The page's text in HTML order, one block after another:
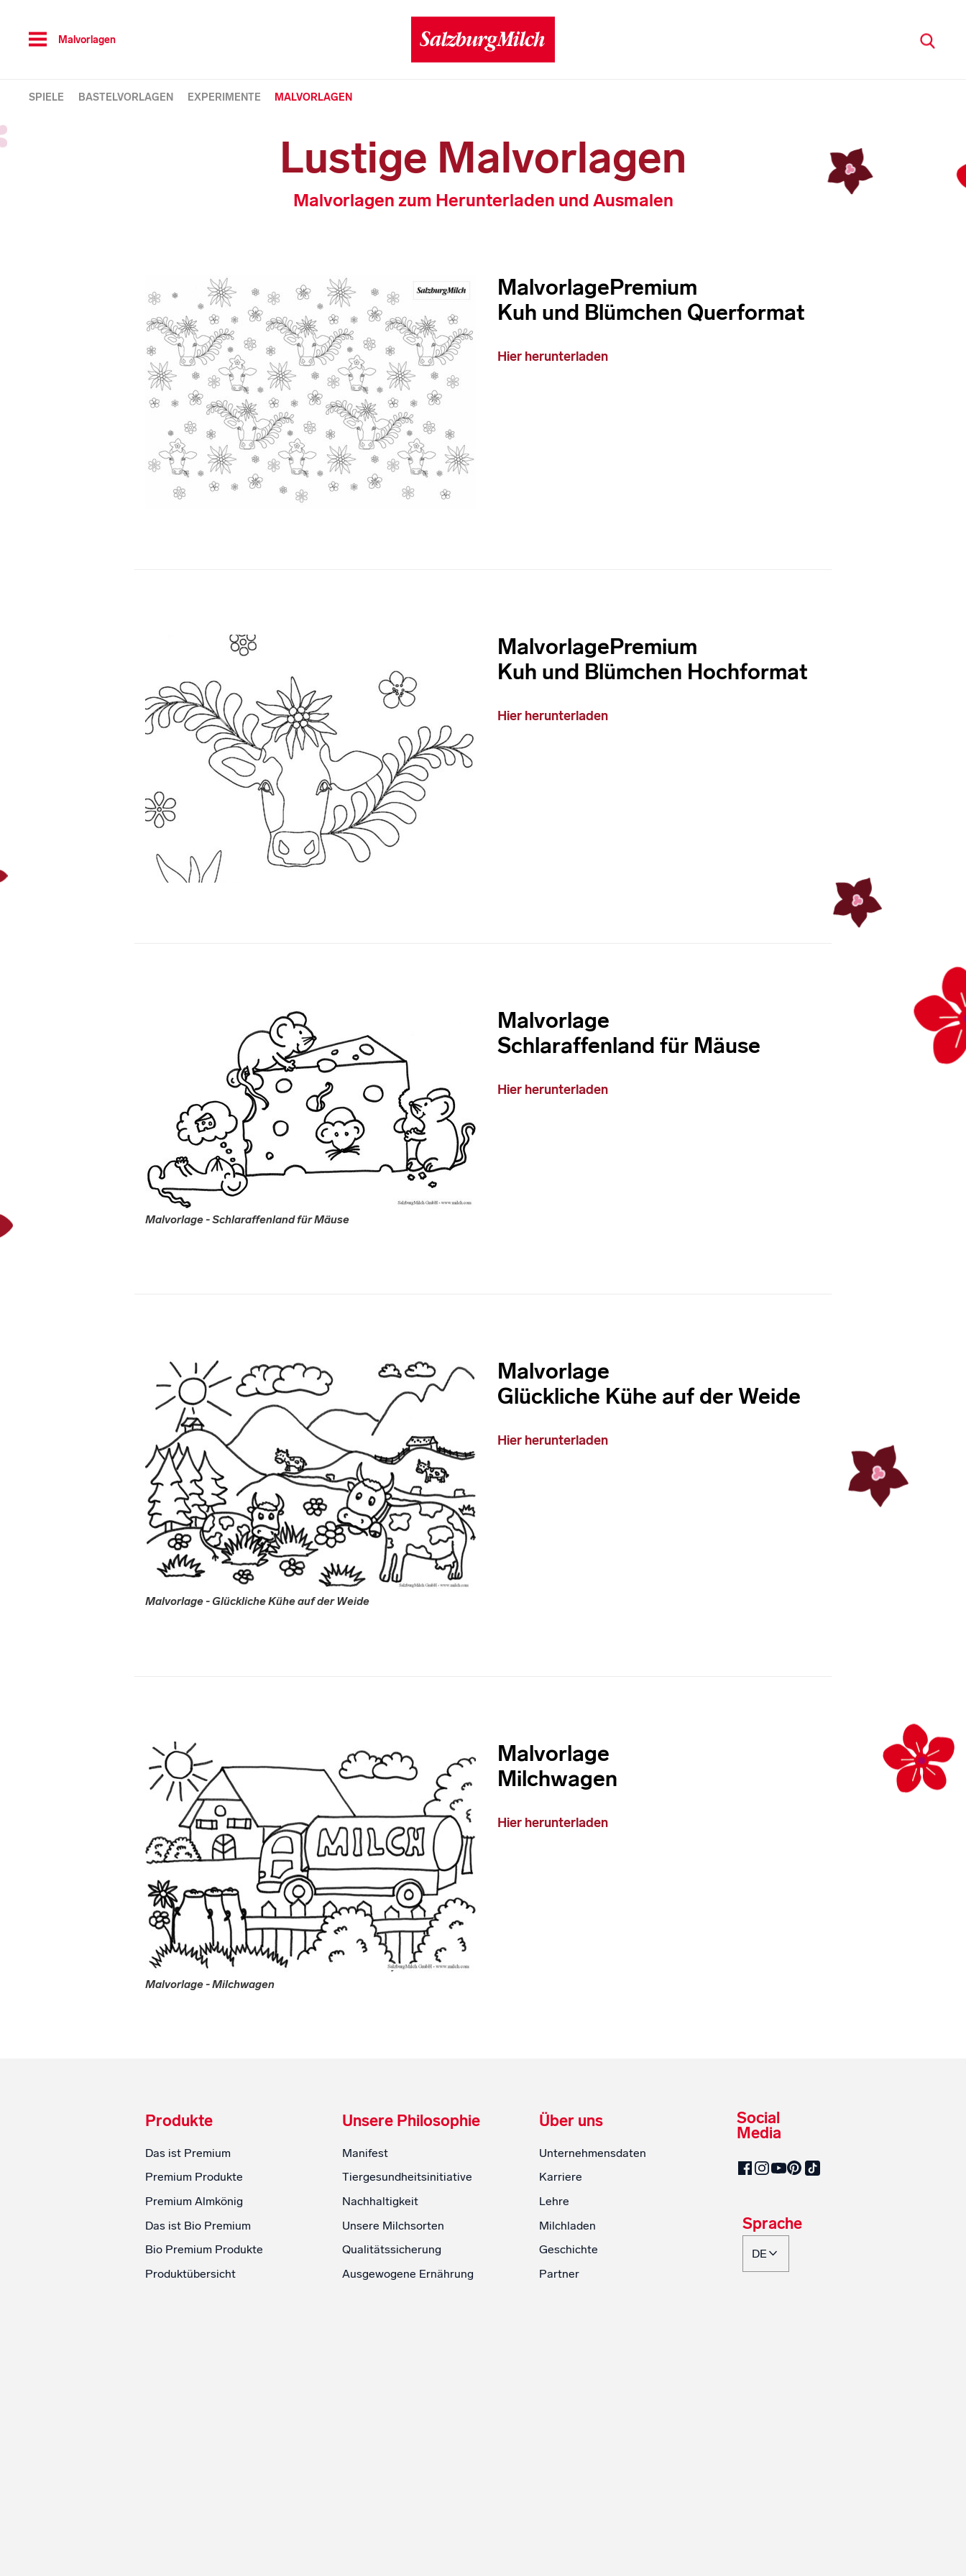
Toggle
navigation
Malvorlagen
SPIELE BASTELVORLAGEN EXPERIMENTE MALVORLAGEN
Lustige Malvorlagen
Malvorlagen zum Herunterladen und Ausmalen
MalvorlagePremium
Kuh und Blümchen Querformat
Hier herunterladen
MalvorlagePremium
Kuh und Blümchen Hochformat
Hier herunterladen
Malvorlage - Schlaraffenland für Mäuse
Malvorlage
Schlaraffenland für Mäuse
Hier herunterladen
Malvorlage - Glückliche Kühe auf der Weide
Malvorlage
Glückliche Kühe auf der Weide
Hier herunterladen
Malvorlage - Milchwagen
Malvorlage
Milchwagen
Hier herunterladen
Produkte
Das ist Premium
Premium Produkte
Premium Almkönig
Das ist Bio Premium
Bio Premium Produkte
Produktübersicht
Unsere Philosophie
Manifest
Tiergesundheitsinitiative
Nachhaltigkeit
Unsere Milchsorten
Qualitätssicherung
Ausgewogene Ernährung
Über uns
Unternehmensdaten
Karriere
Lehre
Milchladen
Geschichte
Partner
Social
Media
SalzburgMilch auf Facebook
SalzburgMilch auf Instagram
SalzburgMilch auf YouTube
SalzburgMilch auf Pinterest
SalzburgMilch auf TikTok
Sprache